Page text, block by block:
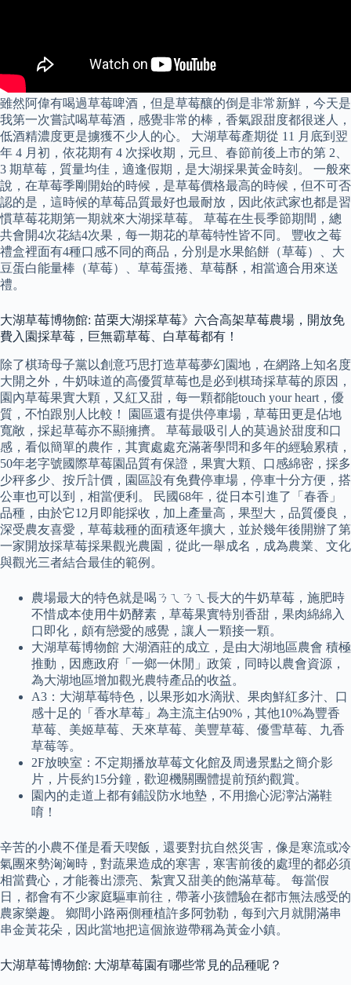
雖然阿偉有喝過草莓啤酒，但是草莓釀的倒是非常新鮮，今天是
我第一次嘗試喝草莓酒，感覺非常的棒，香氣跟甜度都很迷人，
低酒精濃度更是擄獲不少人的心。 大湖草莓產期從 11 月底到翌
年 4 月初，依花期有 4 次採收期，元旦、春節前後上市的第 2、
3 期草莓，質量均佳，適逢假期，是大湖採果黃金時刻。 一般來
說，在草莓季剛開始的時候，是草莓價格最高的時候，但不可否
認的是，這時候的草莓品質最好也最耐放，因此依武家也都是習
慣草莓花期第一期就來大湖採草莓。 草莓在生長季節期間，總
共會開4次花結4次果，每一期花的草莓特性皆不同。 豐收之莓
禮盒裡面有4種口感不同的商品，分別是水果餡餅（草莓）、大
豆蛋白能量棒（草莓）、草莓蛋捲、草莓酥，相當適合用來送
禮。
大湖草莓博物館: 苗栗大湖採草莓》六合高架草莓農場，開放免
費入園採草莓，巨無霸草莓、白草莓都有！
除了棋琦母子黨以創意巧思打造草莓夢幻園地，在網路上知名度
大開之外，牛奶味道的高優質草莓也是必到棋琦採草莓的原因，
園內草莓果實大顆，又紅又甜，每一顆都能touch your heart，優
質，不怕跟別人比較！ 園區還有提供停車場，草莓田更是佔地
寬敞，採起草莓亦不顯擁擠。 草莓最吸引人的莫過於甜度和口
感，看似簡單的農作，其實處處充滿著學問和多年的經驗累積，
50年老字號國際草莓園品質有保證，果實大顆、口感綿密，採多
少秤多少、按斤計價，園區設有免費停車場，停車十分方便，搭
公車也可以到，相當便利。 民國68年，從日本引進了「春香」
品種，由於它12月即能採收，加上產量高，果型大，品質優良，
深受農友喜愛，草莓栽種的面積逐年擴大，並於幾年後開辦了第
一家開放採草莓採果觀光農園，從此一舉成名，成為農業、文化
與觀光三者結合最佳的範例。
農場最大的特色就是喝ㄋㄟㄋㄟ長大的牛奶草莓，施肥時
不惜成本使用牛奶酵素，草莓果實特別香甜，果肉綿綿入
口即化，頗有戀愛的感覺，讓人一顆接一顆。
大湖草莓博物館 大湖酒莊的成立，是由大湖地區農會 積極
推動，因應政府「一鄉一休閒」政策，同時以農會資源，
為大湖地區增加觀光農特產品的收益。
A3：大湖草莓特色，以果形如水滴狀、果肉鮮紅多汁、口
感十足的「香水草莓」為主流主佔90%，其他10%為豐香
草莓、美姬草莓、天來草莓、美豐草莓、優雪草莓、九香
草莓等。
2F放映室：不定期播放草莓文化館及周邊景點之簡介影
片，片長約15分鐘，歡迎機關團體提前預約觀賞。
園內的走道上都有鋪設防水地墊，不用擔心泥濘沾滿鞋
唷！
辛苦的小農不僅是看天喫飯，還要對抗自然災害，像是寒流或冷
氣團來勢洶洶時，對蔬果造成的寒害，寒害前後的處理的都必須
相當費心，才能養出漂亮、紮實又甜美的飽滿草莓。 每當假
日，都會有不少家庭驅車前往，帶著小孩體驗在都市無法感受的
農家樂趣。 鄉間小路兩側種植許多阿勃勒，每到六月就開滿串
串金黃花朵，因此當地把這個旅遊帶稱為黃金小鎮。
大湖草莓博物館: 大湖草莓園有哪些常見的品種呢？